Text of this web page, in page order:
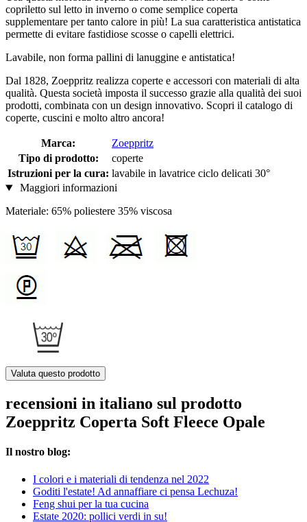
copriletto sul letto in inverno o come semplice coperta
supplementare per tanto calore in più! La sua caratteristica antistatica
permette di evitare fastidiose scosse o capelli elettrici.
Lavabile, non forma pallini di lanuggine e antistatica!
Dal 1828, Zoeppritz realizza coperte e accessori con materiali di alta
qualità. Questa società imposta il successo grazie alla qualità dei suoi
prodotti, combinata con un design innovativo. Scopri il catalogo di
coperte, cuscini e molto altro ancora!
Marca:
Zoeppritz
Tipo di prodotto:
coperte
Istruzioni per la cura: lavabile in lavatrice ciclo delicati 30°
Maggiori informazioni
Materiale: 65% poliestere 35% viscosa
Valuta questo prodotto
recensioni in italiano sul prodotto
Zoeppritz Coperta Soft Fleece Opale
Il nostro blog:
I colori e i materiali di tendenza nel 2022
Goditi l'estate! Ad annaffiare ci pensa Lechuza!
Feng shui per la tua cucina
Estate 2020: pollici verdi in su!